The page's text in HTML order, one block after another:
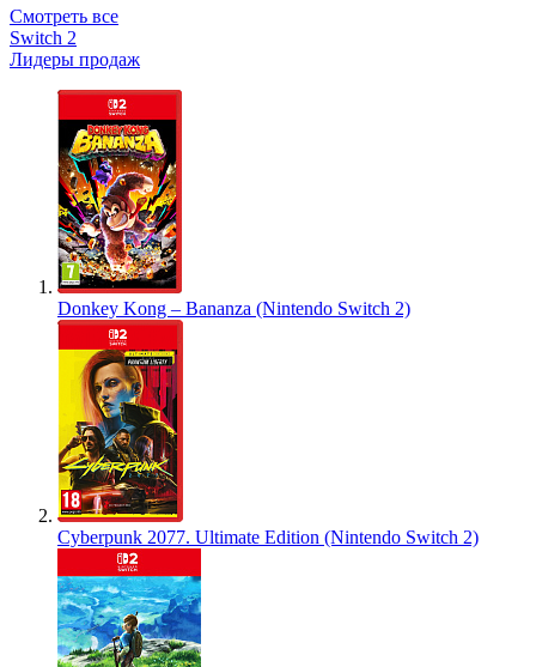
Смотреть все
Switch 2
Лидеры продаж
Donkey Kong – Bananza (Nintendo Switch 2)
Cyberpunk 2077. Ultimate Edition (Nintendo Switch 2)